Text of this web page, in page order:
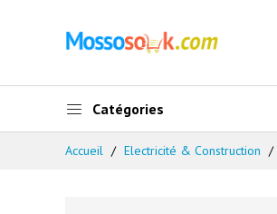
Catégories
Accueil Electricité & Construction